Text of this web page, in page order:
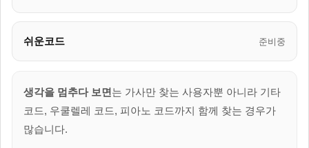
쉬운코드 준비중
생각을 멈추다 보면는 가사만 찾는 사용자뿐 아니라 기타
코드, 우쿨렐레 코드, 피아노 코드까지 함께 찾는 경우가
많습니다.